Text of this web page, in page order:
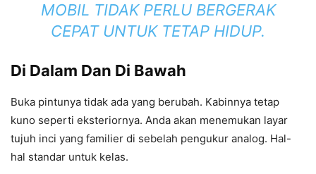
MOBIL TIDAK PERLU BERGERAK
CEPAT UNTUK TETAP HIDUP.
Di Dalam Dan Di Bawah
Buka pintunya tidak ada yang berubah. Kabinnya tetap
kuno seperti eksteriornya. Anda akan menemukan layar
tujuh inci yang familier di sebelah pengukur analog. Hal-
hal standar untuk kelas.